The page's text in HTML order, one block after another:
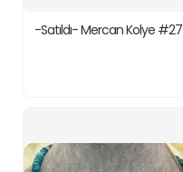
-Satıldı- Mercan Kolye #27